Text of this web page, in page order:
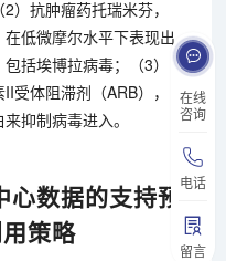
在线
咨询
电话
留言
）抗肿瘤药托瑞米芬，
低微摩尔水平下表现出
括埃博拉病毒；（3）
受体阻滞剂（ARB），
抑制病毒进入。
心数据的支持预
策略